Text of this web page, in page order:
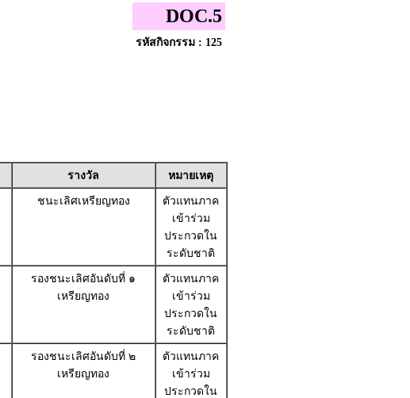
DOC.5
รหัสกิจกรรม : 125
รางวัล
หมายเหตุ
ชนะเลิศเหรียญทอง
ตัวแทนภาค
เข้าร่วม
ประกวดใน
ระดับชาติ
รองชนะเลิศอันดับที่ ๑
เหรียญทอง
ตัวแทนภาค
เข้าร่วม
ประกวดใน
ระดับชาติ
รองชนะเลิศอันดับที่ ๒
เหรียญทอง
ตัวแทนภาค
เข้าร่วม
ประกวดใน